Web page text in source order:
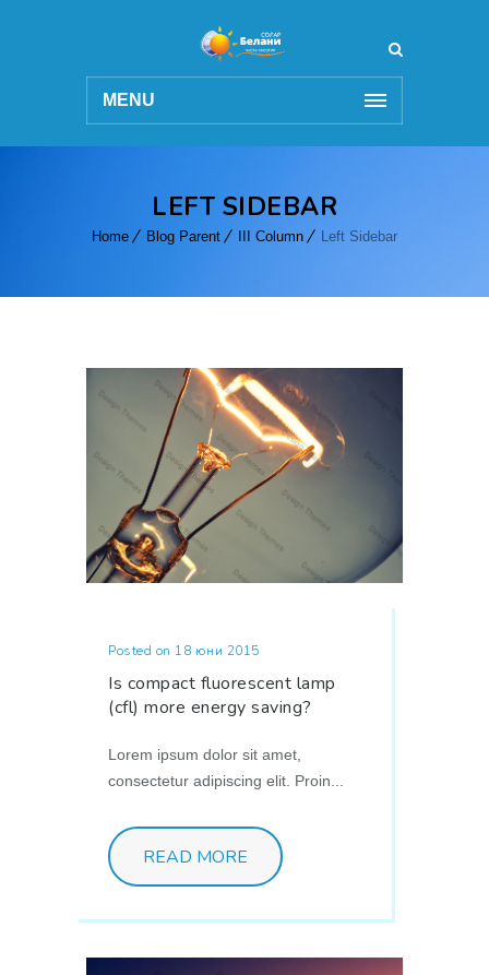
MENU
LEFT SIDEBAR
Home Blog Parent III Column Left Sidebar
Posted on 18 юни 2015
Is compact fluorescent lamp
(cfl) more energy saving?
Lorem ipsum dolor sit amet,
consectetur adipiscing elit. Proin...
READ MORE